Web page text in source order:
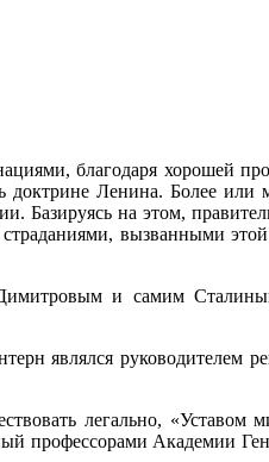
благодаря хо­рошей
доктрине Ленина. Более
Базируясь на этом,
страданиями, вызванными
и самим
являлся руко­водителем
легально, «Уста­вом
профессорами Академии